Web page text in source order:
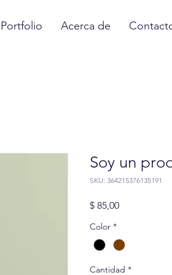
Portfolio Acerca de
Soy un
SKU: 364215376135191
$ 85,00Precio
Color *
Cantidad *